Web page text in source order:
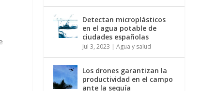
Detectan microplásticos
en el agua potable de
ciudades españolas
Jul 3, 2023 |Agua y salud
Los drones garantizan la
productividad en el campo
ante la sequía